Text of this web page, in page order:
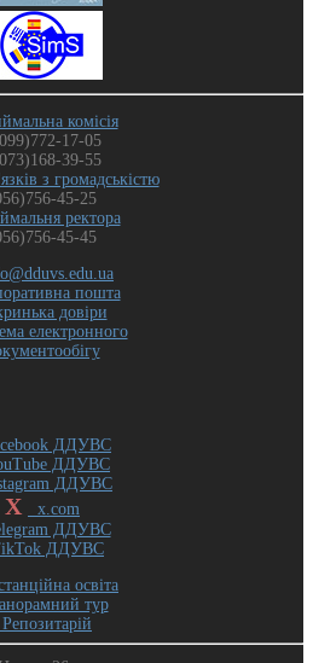
комісія
17-05
39-55
з громадськістю
45-25
ректора
45-45
пошта
довіри
електронного
ДДУВС
ДДУВС
ДДУВС
X
x.com
ДДУВС
ДДУВС
освіта
тур
Репозитарій